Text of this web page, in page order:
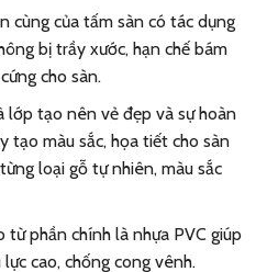
cùng của tấm sàn có tác dụng
bị trầy xước, hạn chế bám
cho sàn.
lớp tạo nên vẻ đẹp và sự hoàn
tạo màu sắc, họa tiết cho sàn
loại gỗ tự nhiên, màu sắc
phần chính là nhựa PVC giúp
cao, chống cong vênh.